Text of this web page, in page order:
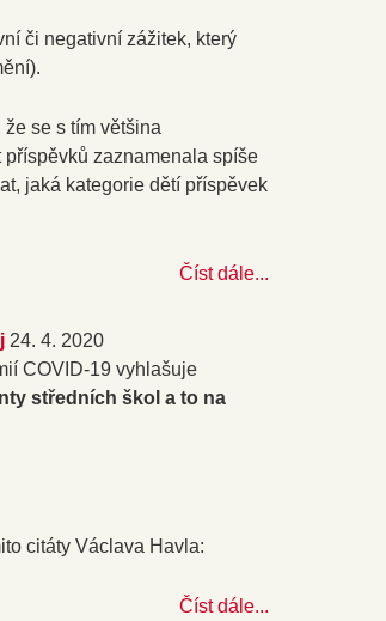
či negativní zážitek, který
se s tím většina
zaznamenala spíše
jaká kategorie dětí příspěvek
Číst dále...
24. 4. 2020
COVID-19 vyhlašuje
středních škol a to na
citáty Václava Havla:
Číst dále...